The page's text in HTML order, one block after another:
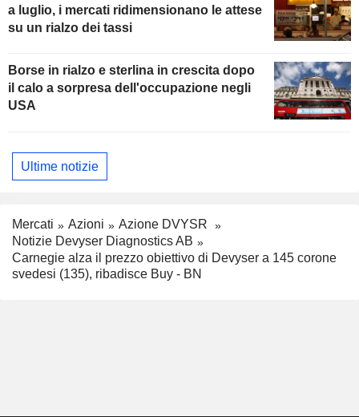
a luglio, i mercati ridimensionano le attese
su un rialzo dei tassi
Borse in rialzo e sterlina in crescita dopo
il calo a sorpresa dell'occupazione negli
USA
Ultime notizie
Mercati Azioni
Azione DVYSR
Notizie Devyser Diagnostics AB
Carnegie alza il prezzo obiettivo di Devyser a 145 corone
svedesi (135), ribadisce Buy - BN